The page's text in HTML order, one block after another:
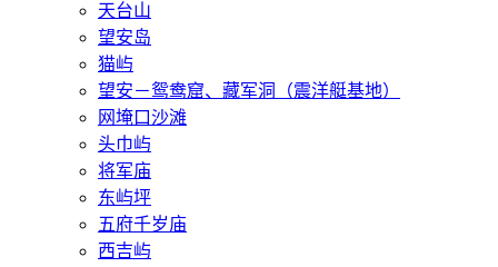
天台山
望安岛
猫屿
望安－鸳鸯窟、藏军洞（震洋艇基地）
网埯口沙滩
头巾屿
将军庙
东屿坪
五府千岁庙
西吉屿